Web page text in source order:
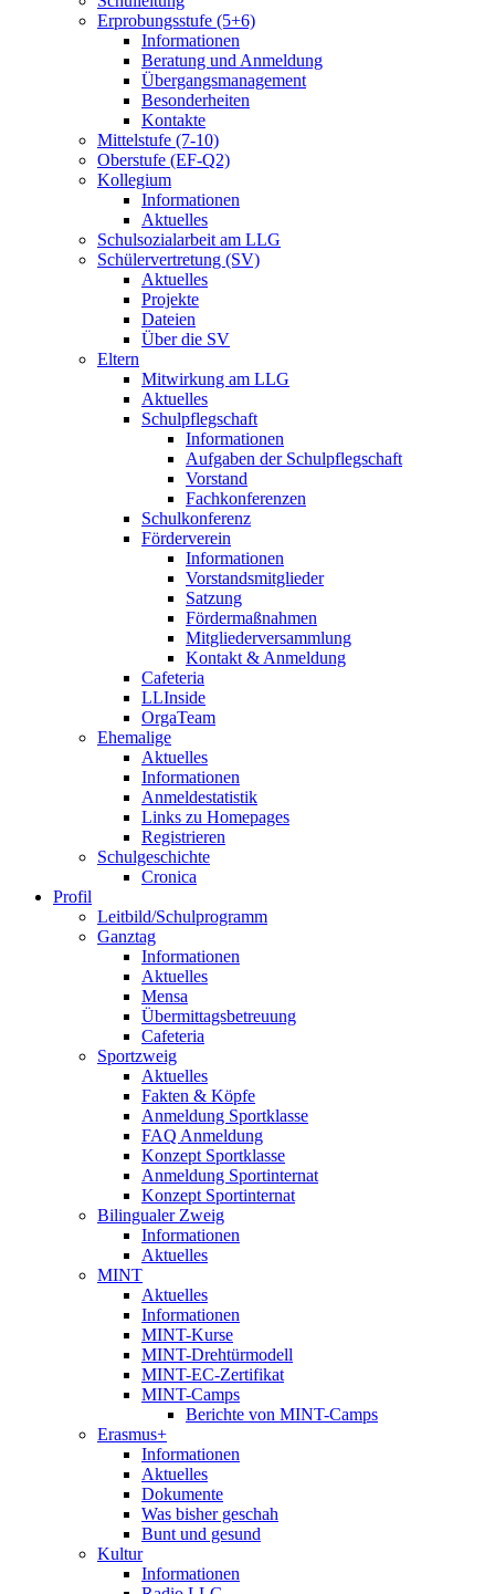
Erprobungsstufe (5+6)
Informationen
Beratung und Anmeldung
Übergangsmanagement
Besonderheiten
Kontakte
Mittelstufe (7-10)
Oberstufe (EF-Q2)
Kollegium
Informationen
Aktuelles
Schulsozialarbeit am LLG
Schülervertretung (SV)
Aktuelles
Projekte
Dateien
Über die SV
Eltern
Mitwirkung am LLG
Aktuelles
Schulpflegschaft
Informationen
Aufgaben der Schulpflegschaft
Vorstand
Fachkonferenzen
Schulkonferenz
Förderverein
Informationen
Vorstandsmitglieder
Satzung
Fördermaßnahmen
Mitgliederversammlung
Kontakt & Anmeldung
Cafeteria
LLInside
OrgaTeam
Ehemalige
Aktuelles
Informationen
Anmeldestatistik
Links zu Homepages
Registrieren
Schulgeschichte
Cronica
Profil
Leitbild/Schulprogramm
Ganztag
Informationen
Aktuelles
Mensa
Übermittagsbetreuung
Cafeteria
Sportzweig
Aktuelles
Fakten & Köpfe
Anmeldung Sportklasse
FAQ Anmeldung
Konzept Sportklasse
Anmeldung Sportinternat
Konzept Sportinternat
Bilingualer Zweig
Informationen
Aktuelles
MINT
Aktuelles
Informationen
MINT-Kurse
MINT-Drehtürmodell
MINT-EC-Zertifikat
MINT-Camps
Berichte von MINT-Camps
Erasmus+
Informationen
Aktuelles
Dokumente
Was bisher geschah
Bunt und gesund
Kultur
Informationen